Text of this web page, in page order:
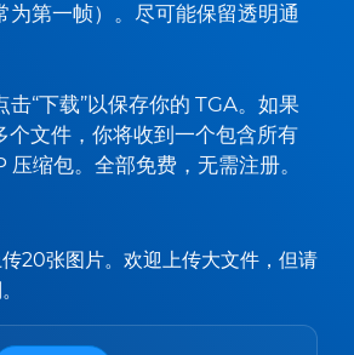
为第一帧）。尽可能保留透明通
击“下载”以保存你的 TGA。如果
个文件，你将收到一个包含所有
压缩包。全部免费，无需注册。
20张图片。欢迎上传大文件，但请